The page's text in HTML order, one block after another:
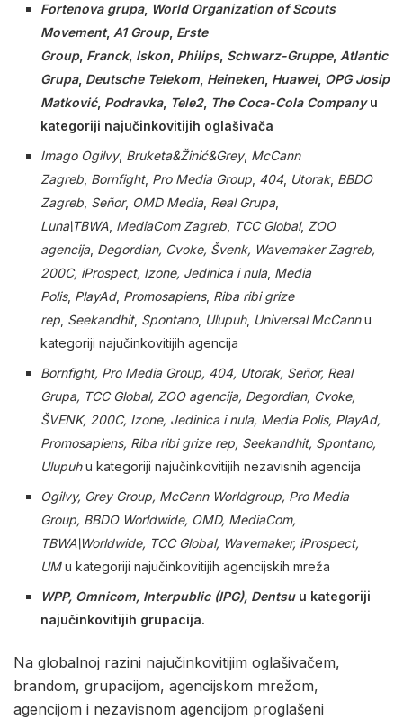
Fortenova grupa, World Organization of Scouts
Movement, A1 Group, Erste
Group, Franck, Iskon Philips, Schwarz-Gruppe, Atlantic
Grupa, Deutsche Telekom Heineken Huawei, OPG Josip
Matković, Podravka, Tele2, The Coca-Cola Companyu
kategoriji najučinkovitijih oglašivača
Imago Ogilvy, Bruketa&Žinić&Grey, McCann
Zagreb Bornfight, Pro Media Group 404, Utorak, BBDO
Zagreb Señor, OMD Media, Real Grupa,
Luna\TBWA MediaCom Zagreb TCC Global, ZOO
agencija, Degordian, Cvoke, Švenk, Wavemaker Zagreb,
200C, iProspect, Izone, Jedinica i nula, Media
Polis, PlayAd, Promosapiens, Riba ribi grize
rep Seekandhit, Spontano, Ulupuh, Universal McCannu
kategoriji najučinkovitijih agencija
Bornfight, Pro Media Group, 404, Utorak, Señor, Real
Grupa, TCC Global, ZOO agencija, Degordian, Cvoke,
ŠVENK, 200C, Izone, Jedinica i nula, Media Polis, PlayAd,
Promosapiens, Riba ribi grize rep, Seekandhit, Spontano,
Ulupuhu kategoriji najučinkovitijih nezavisnih agencija
Ogilvy, Grey Group, McCann Worldgroup, Pro Media
Group, BBDO Worldwide, OMD, MediaCom,
TBWA\Worldwide, TCC Global, Wavemaker, iProspect,
UMu kategoriji najučinkovitijih agencijskih mreža
WPP, Omnicom, Interpublic (IPG), Dentsuu kategoriji
najučinkovitijih grupacija.
Na globalnoj razini najučinkovitijim oglašivačem,
brandom, grupacijom, agencijskom mrežom,
agencijom i nezavisnom agencijom proglašeni